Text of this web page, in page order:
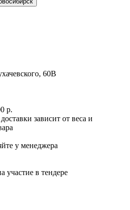
60В
р.
зависит от веса и
у менеджера
участие в тендере